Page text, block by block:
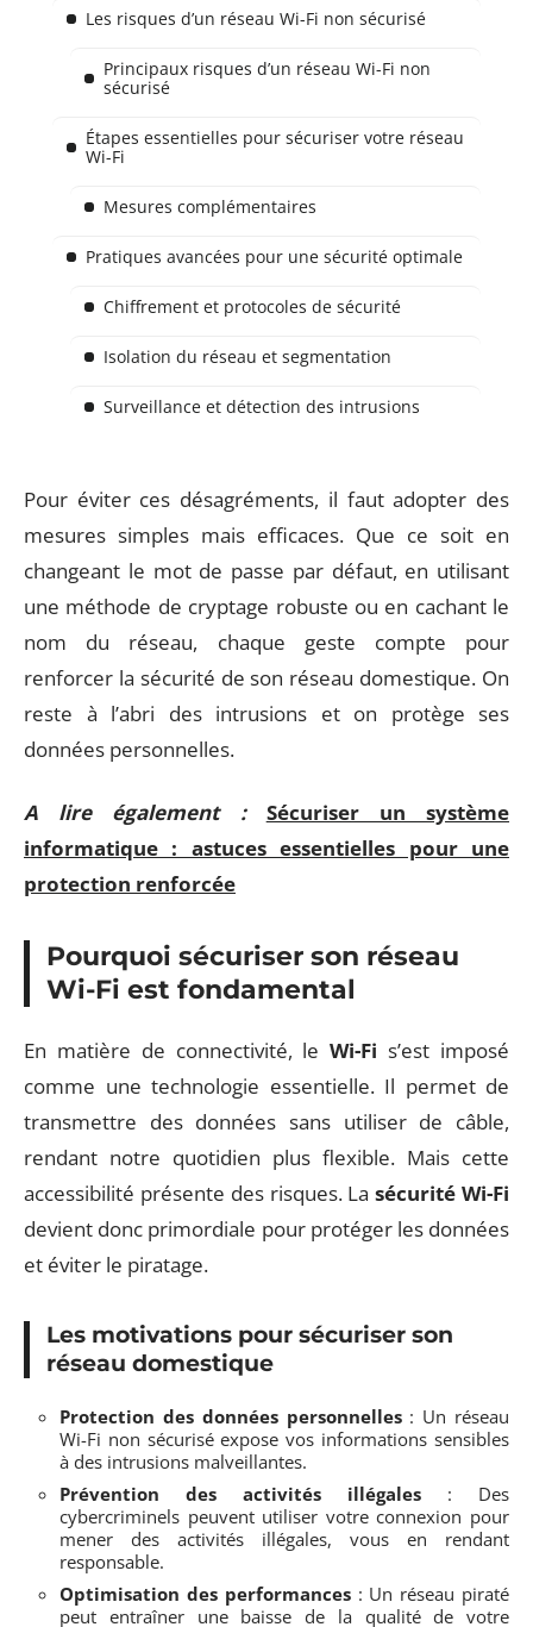
Les risques d’un réseau Wi-Fi non sécurisé
Principaux risques d’un réseau Wi-Fi non
sécurisé
Étapes essentielles pour sécuriser votre réseau
Wi-Fi
Mesures complémentaires
Pratiques avancées pour une sécurité optimale
Chiffrement et protocoles de sécurité
Isolation du réseau et segmentation
Surveillance et détection des intrusions
Pour éviter ces désagréments, il faut adopter des
mesures simples mais efficaces. Que ce soit en
changeant le mot de passe par défaut, en utilisant
une méthode de cryptage robuste ou en cachant le
nom du réseau, chaque geste compte pour
renforcer la sécurité de son réseau domestique. On
reste à l’abri des intrusions et on protège ses
données personnelles.
A lire également :
Sécuriser un système
informatique : astuces essentielles pour une
protection renforcée
Pourquoi sécuriser son réseau
Wi-Fi est fondamental
En matière de connectivité, leWi-Fi s’est imposé
comme une technologie essentielle. Il permet de
transmettre des données sans utiliser de câble,
rendant notre quotidien plus flexible. Mais cette
accessibilité présente des risques. Lasécurité Wi-Fi
devient donc primordiale pour protéger les données
et éviter le piratage.
Les motivations pour sécuriser son
réseau domestique
Protection des données personnelles: Un réseau
Wi-Fi non sécurisé expose vos informations sensibles
à des intrusions malveillantes.
Prévention des activités illégales : Des
cybercriminels peuvent utiliser votre connexion pour
mener des activités illégales, vous en rendant
responsable.
Optimisation des performances: Un réseau piraté
peut entraîner une baisse de la qualité de votre